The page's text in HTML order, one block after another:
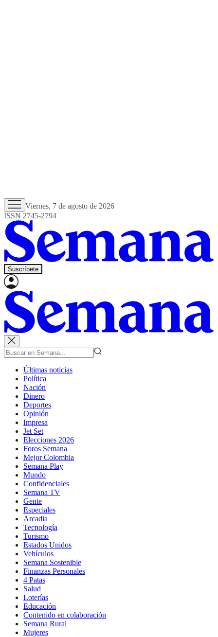
Viernes, 7 de agosto de 2026
ISSN 2745-2794
Suscríbete
Últimas noticias
Política
Nación
Dinero
Deportes
Opinión
Impresa
Jet Set
Elecciones 2026
Foros Semana
Mejor Colombia
Semana Play
Mundo
Confidenciales
Semana TV
Gente
Especiales
Arcadia
Tecnología
Turismo
Estados Unidos
Vehículos
Semana Sostenible
Finanzas Personales
4 Patas
Salud
Loterías
Educación
Contenido en colaboración
Semana Rural
Mujeres